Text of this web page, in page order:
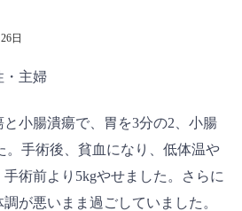
日
主婦
小腸潰瘍で、胃を3分の2、小腸
。手術後、貧血になり、低体温や
術前より5kgやせました。さらに
が悪いまま過ごしていました。